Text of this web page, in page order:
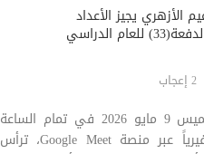
الأزهري يجيز الأعداد
المخططة لقبول طلاب الدفعة(33) للعام الدراسي
2 إعجاب
انعقد مجلس العمداء يوم أمس الخميس 9 مايو 2026 في تمام الساعة
التاسعة صباحاً بتوقيت السودان إسفيرياً عبر منصة Google Meet، ترأس